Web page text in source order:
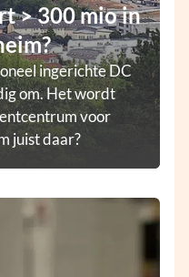
> 300 mio in
ingerichte DC
om. Het wordt
voor
juist daar?